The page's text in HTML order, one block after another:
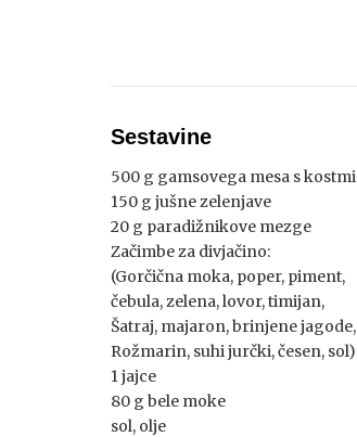
Sestavine
500 g gamsovega mesa s kostmi
150 g jušne zelenjave
20 g paradižnikove mezge
Začimbe za divjačino:
(Gorčična moka, poper, piment,
čebula, zelena, lovor, timijan,
Šatraj, majaron, brinjene jagode,
Rožmarin, suhi jurčki, česen, sol)
1 jajce
80 g bele moke
sol, olje